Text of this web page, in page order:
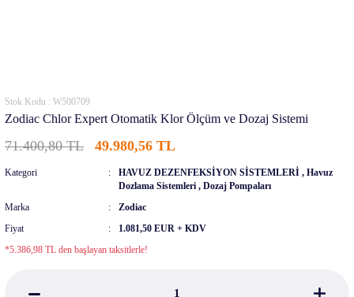
Stok Kodu : W500709
Zodiac Chlor Expert Otomatik Klor Ölçüm ve Dozaj Sistemi
71.400,80 TL 49.980,56 TL
Kategori HAVUZ DEZENFEKSİYON SİSTEMLERİ , Havuz
Dozlama Sistemleri , Dozaj Pompaları
Marka
Zodiac
Fiyat
1.081,50 EUR + KDV
*5.386,98 TL den başlayan taksitlerle!